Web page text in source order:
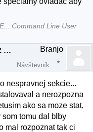
Command Line User
Re: Formátoval som disk cez Ubuntu a teraz ho nerozpozná ani Linux ani Widows Branjo
Návštevník
nespravnej sekcie...
a nerozpozna
ako sa moze stat,
tomu dal blby
mal rozpoznat tak ci